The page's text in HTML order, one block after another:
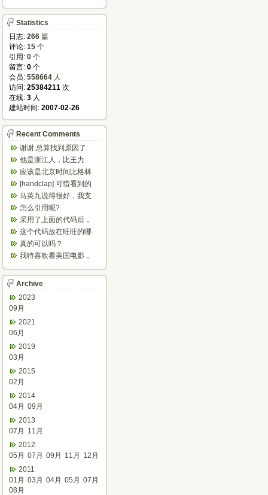
Statistics
日志: 266 篇
评论: 15 个
引用: 0 个
留言: 0 个
会员: 558664 人
访问: 25384211 次
在线: 3 人
建站时间: 2007-02-26
Recent Comments
谢谢,总算找到原因了.
他是浙江人，比王力
宏、任贤齐等唱的粤语
歌好多了
应该是北京时间比格林
尼治时间早八小时
[handclap] 可惜看到的
太晚，不然可以省...
马英九说得很好，我支
持他，我已经恨大陆共
产。
怎么引用呢?
采用了上面的代码后，
怎么不停的刷新？
这个代码放在旺旺的哪
个文件里呀？
真的可以吗？
我特喜欢看美国电影，
力，加强语感...
Archive
2023
09月
2021
06月
2019
03月
2015
02月
2014
04月 09月
2013
07月
11月
2012
05月 07月 09月 11月
12月
2011
01月 03月 04月 05月 07月
08月